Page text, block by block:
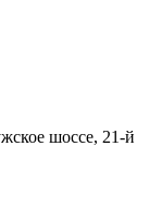
шоссе, 21-й